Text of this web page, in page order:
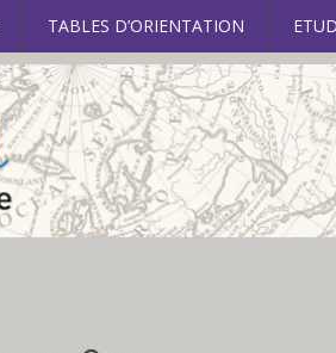
TABLES D’ORIENTATION